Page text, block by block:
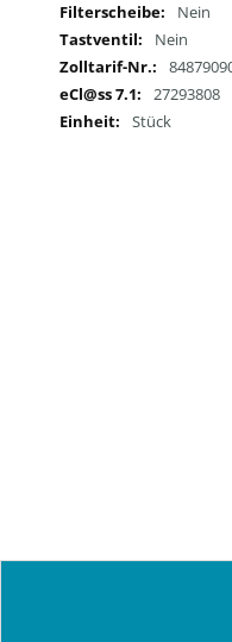
Nein
Nein
27293808
Stück